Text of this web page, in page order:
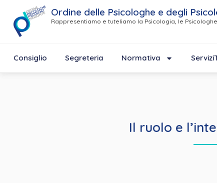
Ordine delle Psicologhe e degli
Rappresentiamo e tuteliamo la Psicologia, le
Consiglio Segreteria Normativa Servizi
Il ruolo e